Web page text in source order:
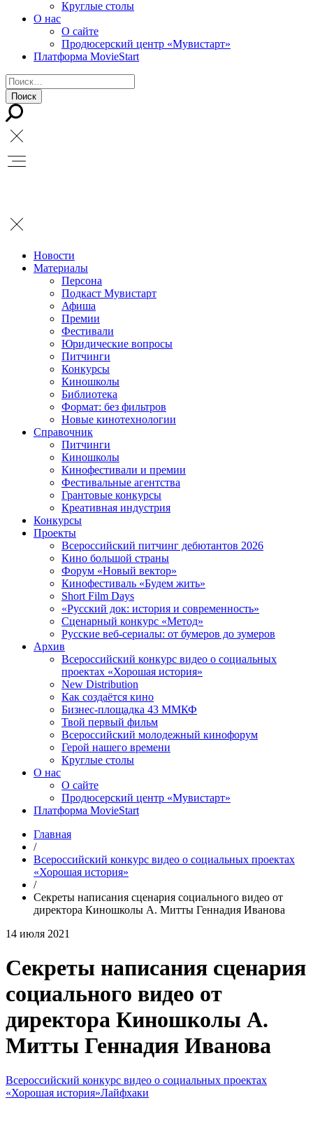
Круглые столы
О нас
О сайте
Продюсерский центр «Мувистарт»
Платформа MovieStart
Новости
Материалы
Персона
Подкаст Мувистарт
Афиша
Премии
Фестивали
Юридические вопросы
Питчинги
Конкурсы
Киношколы
Библиотека
Формат: без фильтров
Новые кинотехнологии
Справочник
Питчинги
Киношколы
Кинофестивали и премии
Фестивальные агентства
Грантовые конкурсы
Креативная индустрия
Конкурсы
Проекты
Всероссийский питчинг дебютантов 2026
Кино большой страны
Форум «Новый вектор»
Кинофестиваль «Будем жить»
Short Film Days
«Русский док: история и современность»
Сценарный конкурс «Метод»
Русские веб-сериалы: от бумеров до зумеров
Архив
Всероссийский конкурс видео о социальных
проектах «Хорошая история»
New Distribution
Как создаётся кино
Бизнес-площадка 43 ММКФ
Твой первый фильм
Всероссийский молодежный кинофорум
Герой нашего времени
Круглые столы
О нас
О сайте
Продюсерский центр «Мувистарт»
Платформа MovieStart
Главная
/
Всероссийский конкурс видео о социальных проектах
«Хорошая история»
/
Секреты написания сценария социального видео от
директора Киношколы А. Митты Геннадия Иванова
14 июля 2021
Секреты написания сценария
социального видео от
директора Киношколы А.
Митты Геннадия Иванова
Всероссийский конкурс видео о социальных проектах
«Хорошая история»Лайфхаки